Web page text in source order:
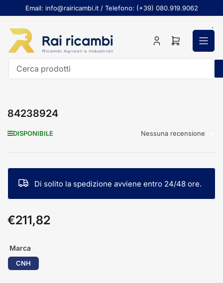
al
contenuto
Email: info@rairicambi.it / Telefono: (+39) 080.919.9062
AccediApri
84238924
DISPONIBILE Nessuna recensione
Di solito la spedizione avviene entro 24/48 ore.
Prezzo
standard
€211,82
Marca
CNH